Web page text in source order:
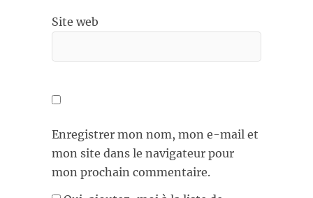
Site web
Enregistrer mon nom, mon e-mail et
mon site dans le navigateur pour
mon prochain commentaire.